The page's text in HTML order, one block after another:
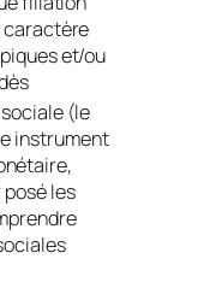
caractère
et/ou
(le
instrument
posé les